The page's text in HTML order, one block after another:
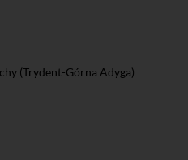
(Trydent-Górna Adyga)